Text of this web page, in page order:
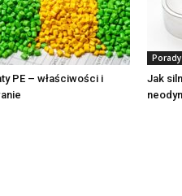
PE – właściwości i
Porady
Jak